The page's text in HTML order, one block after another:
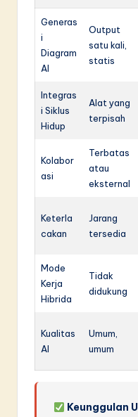
Generas
i
Diagram
AI
Output
satu kali,
statis
Integras
i Siklus
Hidup
Alat yang
terpisah
Kolabor
asi
Terbatas
atau
eksternal
Keterla
cakan
Jarang
tersedia
Mode
Kerja
Hibrida
Tidak
didukung
Kualitas
AI
Umum,
umum
Keunggulan